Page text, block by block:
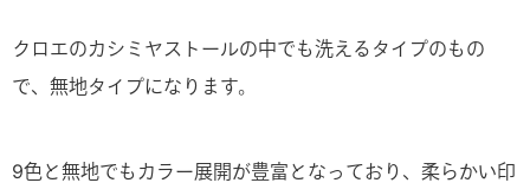
クロエのカシミヤストールの中でも洗えるタイプのもの
で、無地タイプになります。
9色と無地でもカラー展開が豊富となっており、柔らかい印